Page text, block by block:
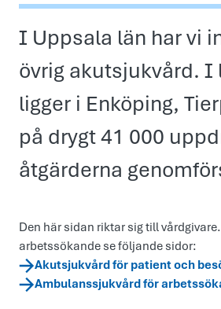
I Uppsala län har vi
övrig akutsjukvård. I
ligger i Enköping,
på drygt 41 000
åtgärderna
Den här sidan riktar sig till
arbetssökande se följande sidor:
Akutsjukvård för patient och
Ambulanssjukvård för